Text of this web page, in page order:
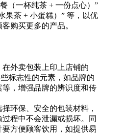
（一杯纯茶 + 一份点心）”
果茶 + 小蛋糕）” 等，以优
购买更多的产品。
在外卖包装上印上店铺的
标志性的元素，如品牌的
等，增强品牌的辨识度和传
择环保、安全的包装材料，
程中不会泄漏或损坏。同
要方便顾客饮用，如提供易